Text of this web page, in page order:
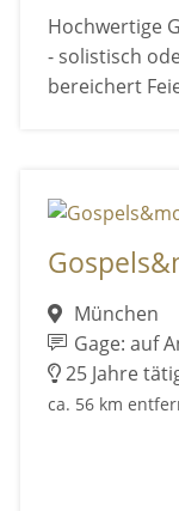
Hochwertige
- solistisch
bereichert
München
Gage: auf
25 Jahre
ca. 56 km